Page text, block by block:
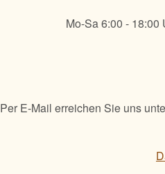
Mo-Sa 6:00 - 18:00
Per E-Mail erreichen Sie uns